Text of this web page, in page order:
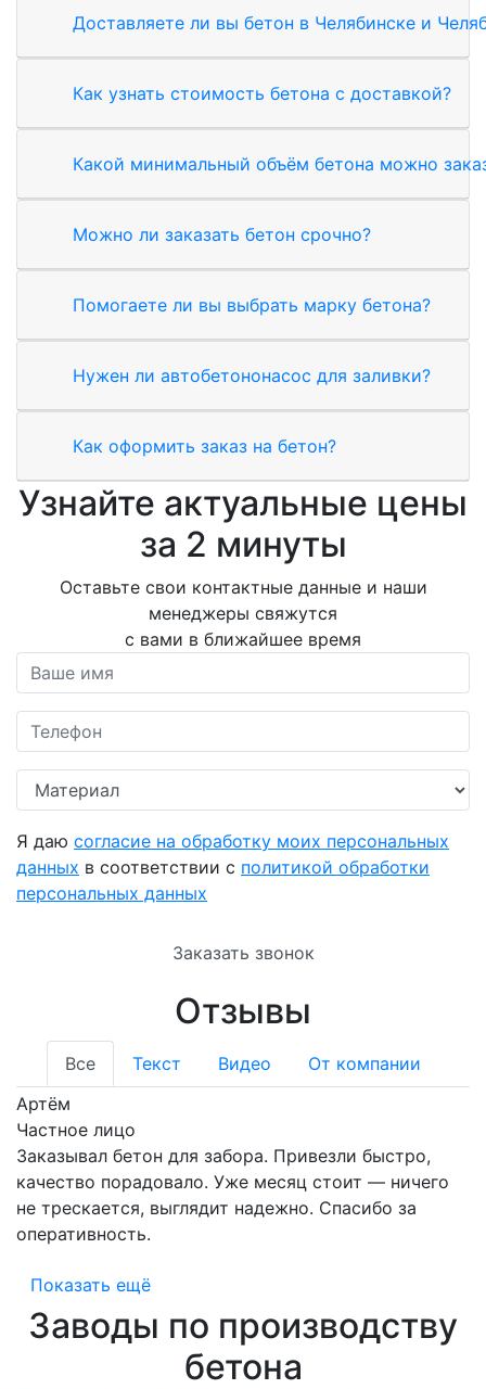
Доставляете ли вы бетон в Челябинске и
Как узнать стоимость бетона с доставкой?
Какой минимальный объём бетона можно
Можно ли заказать бетон срочно?
Помогаете ли вы выбрать марку бетона?
Нужен ли автобетононасос для заливки?
Как оформить заказ на бетон?
Узнайте актуальные цены
за 2 минуты
Оставьте свои контактные данные и наши
менеджеры свяжутся
с вами в ближайшее время
Я даю согласие на обработку моих персональных
данных в соответствии с политикой обработки
персональных данных
Заказать звонок
Отзывы
Все Текст Видео
От компании
Артём
Частное лицо
Заказывал бетон для забора. Привезли быстро,
качество порадовало. Уже месяц стоит — ничего
не трескается, выглядит надежно. Спасибо за
оперативность.
Показать ещё
Заводы по производству
бетона